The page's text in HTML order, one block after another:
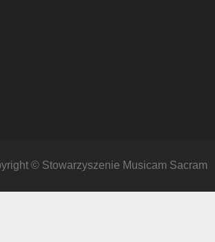
© Stowarzyszenie Musicam Sacram